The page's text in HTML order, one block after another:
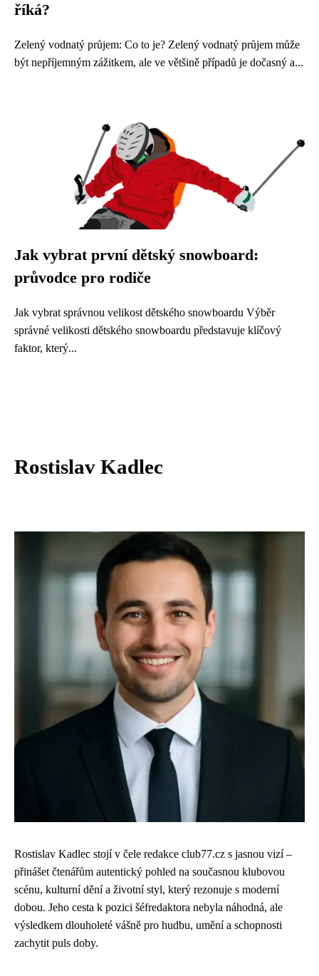
říká?
Zelený vodnatý průjem: Co to je? Zelený vodnatý průjem může
být nepříjemným zážitkem, ale ve většině případů je dočasný a...
Jak vybrat první dětský snowboard:
průvodce pro rodiče
Jak vybrat správnou velikost dětského snowboardu Výběr
správné velikosti dětského snowboardu představuje klíčový
faktor, který...
Rostislav Kadlec
Rostislav Kadlec stojí v čele redakce club77.cz s jasnou vizí –
přinášet čtenářům autentický pohled na současnou klubovou
scénu, kulturní dění a životní styl, který rezonuje s moderní
dobou. Jeho cesta k pozici šéfredaktora nebyla náhodná, ale
výsledkem dlouholeté vášně pro hudbu, umění a schopnosti
zachytit puls doby.